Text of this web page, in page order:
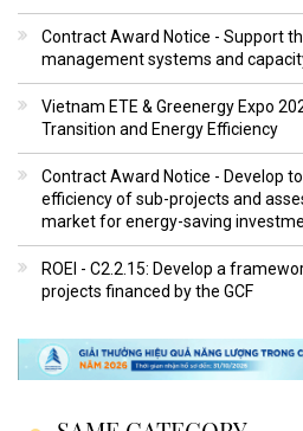
Contract Award Notice - Support
management systems and
Vietnam ETE & Greenergy Expo
Transition and Energy Efficiency
Contract Award Notice - Develop
efficiency of sub-projects and
market for energy-saving
ROEI - C2.2.15: Develop a
projects financed by the GCF